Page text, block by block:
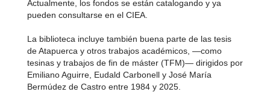
Actualmente, los fondos se están catalogando y ya
pueden consultarse en el CIEA.
La biblioteca incluye también buena parte de las tesis
de Atapuerca y otros trabajos académicos, —como
tesinas y trabajos de fin de máster (TFM)— dirigidos por
Emiliano Aguirre, Eudald Carbonell y José María
Bermúdez de Castro entre 1984 y 2025.